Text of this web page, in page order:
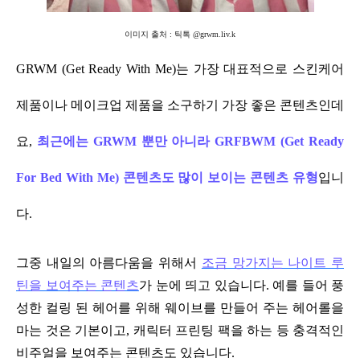
이미지 출처 : 틱톡 @grwm.liv.k
GRWM (Get Ready With Me)는 가장 대표적으로 스킨케어
제품이나 메이크업 제품을 소구하기 가장 좋은 콘텐츠인데
요, 최근에는 GRWM 뿐만 아니라 GRFBWM (Get Ready
For Bed With Me) 콘텐츠도 많이 보이는 콘텐츠 유형입니
다.
그중 내일의 아름다움을 위해서 조금 망가지는 나이트 루
틴을 보여주는 콘텐츠가 눈에 띄고 있습니다. 예를 들어 풍
성한 컬링 된 헤어를 위해 웨이브를 만들어 주는 헤어롤을
마는 것은 기본이고, 캐릭터 프린팅 팩을 하는 등 충격적인
비주얼을 보여주는 콘텐츠도 있습니다.